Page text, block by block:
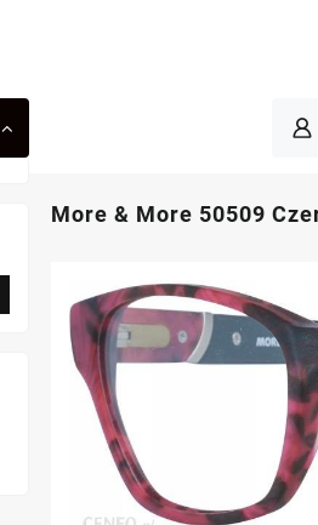
More & More 50509